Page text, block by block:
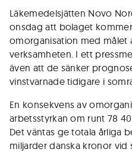
Läkemedelsjätten Novo
onsdag att bolaget
omorganisation med målet
verksamheten. I ett
även att de sänker
vinstvarnade tidigare i
En konsekvens av
arbetsstyrkan om runt 78
Det väntas ge totala årliga
miljarder danska kronor vid